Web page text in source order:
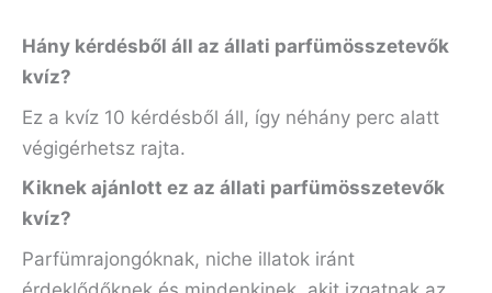
Hány kérdésből áll az állati parfümösszetevők
kvíz?
Ez a kvíz 10 kérdésből áll, így néhány perc alatt
végigérhetsz rajta.
Kiknek ajánlott ez az állati parfümösszetevők
kvíz?
Parfümrajongóknak, niche illatok iránt